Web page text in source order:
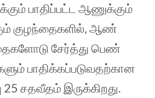
பாதிப்பட்ட ஆணுக்கும்
குழந்தைகளில், ஆண்
சேர்த்து பெண்
பாதிக்கப்படுவதற்கான
25 சதவீதம் இருக்கிறது.